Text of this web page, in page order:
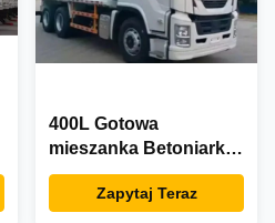
400L Gotowa
mieszanka Betoniarka
Betoniarka Ciężarówka
Zapytaj Teraz